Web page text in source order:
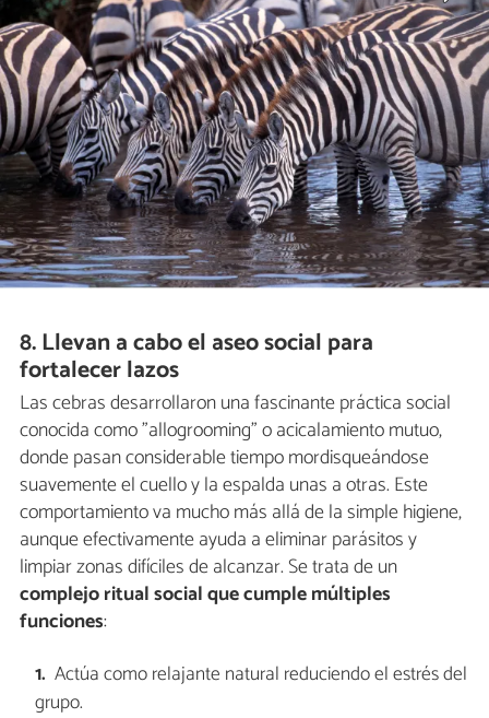
8. Llevan a cabo el aseo social para
fortalecer lazos
Las cebras desarrollaron una fascinante práctica social
conocida como "allogrooming" o acicalamiento mutuo,
donde pasan considerable tiempo mordisqueándose
suavemente el cuello y la espalda unas a otras. Este
comportamiento va mucho más allá de la simple higiene,
aunque efectivamente ayuda a eliminar parásitos y
limpiar zonas difíciles de alcanzar. Se trata de un
complejo ritual social que cumple múltiples
funciones:
Actúa como relajante natural reduciendo el estrés del
grupo.